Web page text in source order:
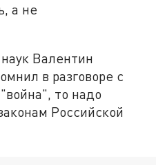
а не
Валентин
в разговоре с
то надо
Российской